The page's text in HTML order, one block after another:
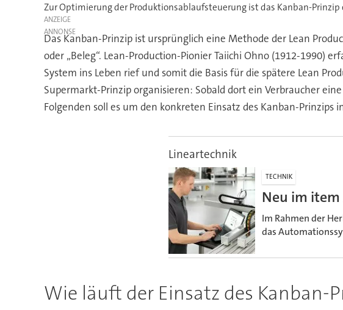
Zur Optimierung der Produktionsablaufsteuerung ist das Kanban-
ANZEIGE
Das Kanban-Prinzip ist ursprünglich eine Methode der Lean
oder „Beleg“. Lean-Production-Pionier Taiichi Ohno (1912-1990)
System ins Leben rief und somit die Basis für die spätere Lean
Supermarkt-Prinzip organisieren: Sobald dort ein Verbraucher
Folgenden soll es um den konkreten Einsatz des Kanban-
Lineartechnik
TECHNIK
Neu im
Im Rahmen der
das
Wie läuft der Einsatz des Kanban-